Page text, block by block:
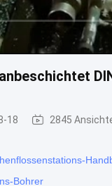
18 2845
Bohrer